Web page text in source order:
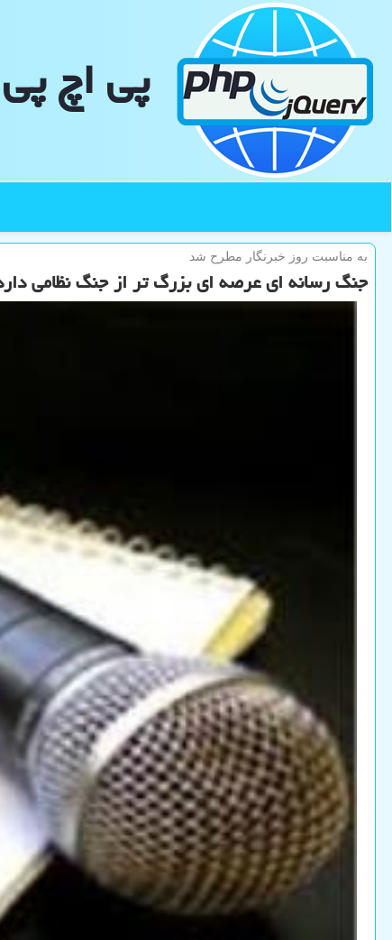
پی اچ
به مناسبت روز خبرنگار مطرح شد
جنگ رسانه ای عرصه ای بزرگ تر از جنگ نظامی